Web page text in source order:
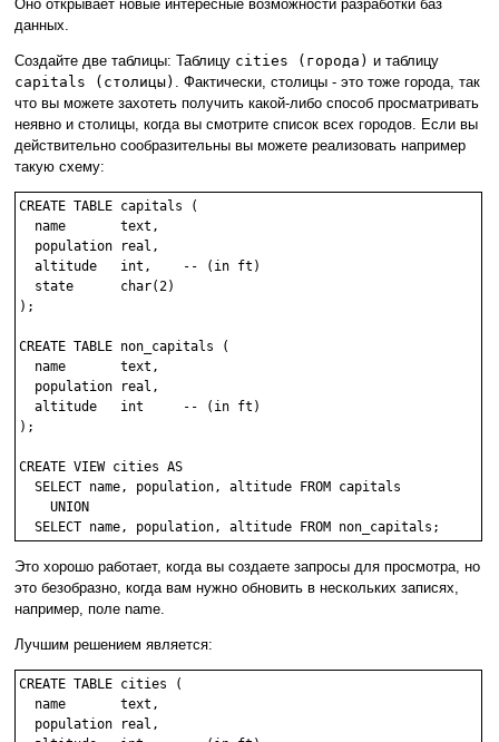
Оно открывает новые интересные возможности разработки баз
данных.
Создайте две таблицы: Таблицу cities (города) и таблицу
capitals (столицы)
. Фактически, столицы - это тоже города, так
что вы можете захотеть получить какой-либо способ просматривать
неявно и столицы, когда вы смотрите список всех городов. Если вы
действительно сообразительны вы можете реализовать например
такую схему:
CREATE TABLE capitals (
  name       text,
  population real,
  altitude   int,    -- (in ft)
  state      char(2)
);
CREATE TABLE non_capitals (
  name       text,
  population real,
  altitude   int     -- (in ft)
);
CREATE VIEW cities AS
  SELECT name, population, altitude FROM capitals
    UNION
  SELECT name, population, altitude FROM non_capitals;
Это хорошо работает, когда вы создаете запросы для просмотра, но
это безобразно, когда вам нужно обновить в нескольких записях,
например, поле name.
Лучшим решением является:
CREATE TABLE cities (
  name       text,
  population real,